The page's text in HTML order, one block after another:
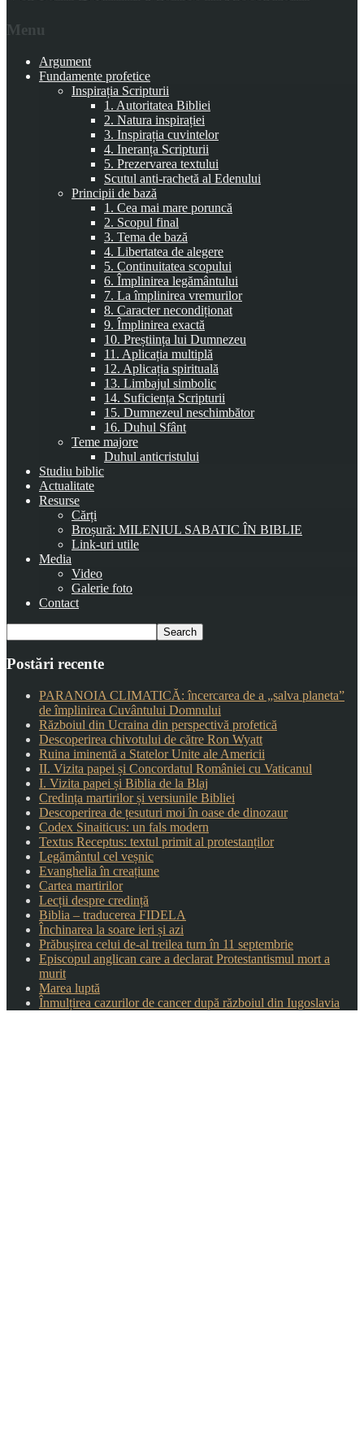
Menu
Argument
Fundamente profetice
Inspirația Scripturii
1. Autoritatea Bibliei
2. Natura inspirației
3. Inspirația cuvintelor
4. Ineranța Scripturii
5. Prezervarea textului
Scutul anti-rachetă al Edenului
Principii de bază
1. Cea mai mare poruncă
2. Scopul final
3. Tema de bază
4. Libertatea de alegere
5. Continuitatea scopului
6. Împlinirea legământului
7. La împlinirea vremurilor
8. Caracter necondiționat
9. Împlinirea exactă
10. Preștiința lui Dumnezeu
11. Aplicația multiplă
12. Aplicația spirituală
13. Limbajul simbolic
14. Suficiența Scripturii
15. Dumnezeul neschimbător
16. Duhul Sfânt
Teme majore
Duhul anticristului
Studiu biblic
Actualitate
Resurse
Cărți
Broșură: MILENIUL SABATIC ÎN BIBLIE
Link-uri utile
Media
Video
Galerie foto
Contact
Postări recente
PARANOIA CLIMATICĂ: încercarea de a „salva planeta”
de împlinirea Cuvântului Domnului
Războiul din Ucraina din perspectivă profetică
Descoperirea chivotului de către Ron Wyatt
Ruina iminentă a Statelor Unite ale Americii
II. Vizita papei și Concordatul României cu Vaticanul
I. Vizita papei și Biblia de la Blaj
Credința martirilor și versiunile Bibliei
Descoperirea de țesuturi moi în oase de dinozaur
Codex Sinaiticus: un fals modern
Textus Receptus: textul primit al protestanților
Legământul cel veșnic
Evanghelia în creațiune
Cartea martirilor
Lecții despre credință
Biblia – traducerea FIDELA
Închinarea la soare ieri și azi
Prăbușirea celui de-al treilea turn în 11 septembrie
Episcopul anglican care a declarat Protestantismul mort a
murit
Marea luptă
Înmulțirea cazurilor de cancer după războiul din Iugoslavia